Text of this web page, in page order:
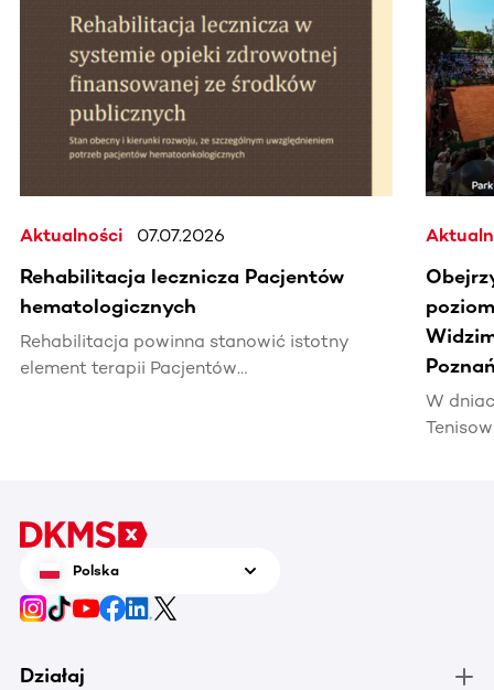
Aktualności 07.07.2026
Rehabilitacja lecznicza Pacjentów
hematologicznych
Rehabilitacja powinna stanowić istotny
element terapii Pacjentów
W
Polska
Działaj